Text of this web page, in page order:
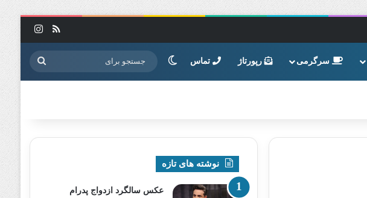
خوراک
سرگرمی رپورتاژ تماس تغییر پوسته جستجو
برای
نوشته های تازه
عکس سالگرد ازدواج پدرام